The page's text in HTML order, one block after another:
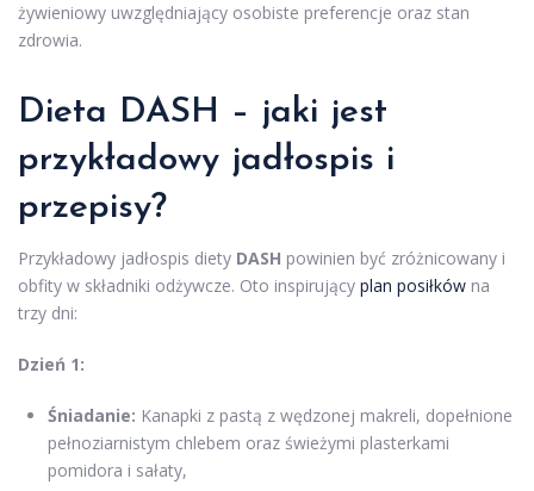
żywieniowy uwzględniający osobiste preferencje oraz stan
zdrowia.
Dieta DASH – jaki jest
przykładowy jadłospis i
przepisy?
Przykładowy jadłospis diety DASH powinien być zróżnicowany i
obfity w składniki odżywcze. Oto inspirujący plan posiłków na
trzy dni:
Dzień 1:
Śniadanie: Kanapki z pastą z wędzonej makreli, dopełnione
pełnoziarnistym chlebem oraz świeżymi plasterkami
pomidora i sałaty,